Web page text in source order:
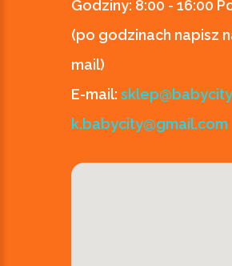
Godziny: 8:00 - 16:00
(po godzinach napisz
mail)
E-mail:
k.babycity@gmail.com